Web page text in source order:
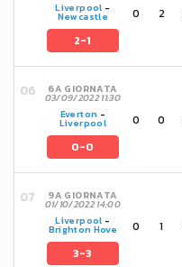
Liverpool -
Newcastle
2-1
0 2
6A GIORNATA
03/09/2022 11:30
Everton -
Liverpool
0-0
0 0
9A GIORNATA
01/10/2022 14:00
Liverpool -
Brighton Hove
3-3
0 1